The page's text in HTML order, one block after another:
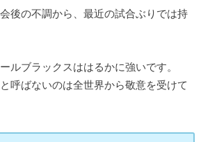
後の不調から、最近の試合ぶりでは持
ルブラックスははるかに強いです。
呼ばないのは全世界から敬意を受けて